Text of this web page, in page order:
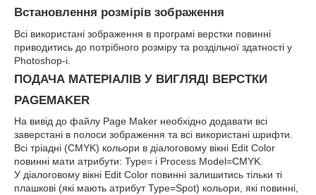
Встановлення розмірів зображення
Всі використані зображення в програмі верстки повинні
приводитись до потрібного розміру та роздільчої здатності у
Photoshop-i.
ПОДАЧА МАТЕРІАЛІВ У ВИГЛЯДІ ВЕРСТКИ
PAGEMAKER
На вивід до файлу Page Maker необхідно додавати всі
заверстані в полоси зображення та всі використані шрифти.
Всі тріадні (CMYK) кольори в діалоговому вікні Edit Color
повинні мати атрибути: Type= і Process Model=CMYK.
У діалоговому вікні Edit Color повинні залишитись тільки ті
плашкові (які мають атрибут Type=Spot) кольори, які повинні,